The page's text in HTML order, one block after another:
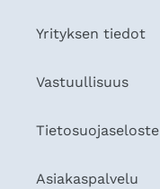
Yrityksen tiedot
Vastuullisuus
Tietosuojaseloste
Asiakaspalvelu